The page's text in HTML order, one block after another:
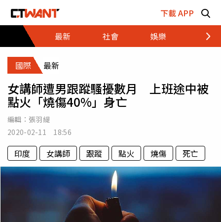
下載 APP
最新
社會 娛樂 財經
國際 最新
女講師遭男跟蹤騷擾數月 上班途中被
點火「燒傷40%」身亡
編輯： 張羽緹
2020-02-11 18:56
印度 女講師 跟蹤 點火 燒傷 死亡